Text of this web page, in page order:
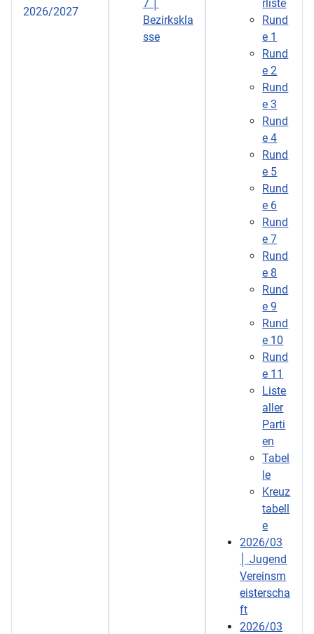
2026/2027
7 │
Bezirkskla
sse
rliste
Rund
e 1
Rund
e 2
Rund
e 3
Rund
e 4
Rund
e 5
Rund
e 6
Rund
e 7
Rund
e 8
Rund
e 9
Rund
e 10
Rund
e 11
Liste
aller
Parti
en
Tabel
le
Kreuz
tabell
e
2026/03
│ Jugend
Vereinsm
eisterscha
ft
2026/03